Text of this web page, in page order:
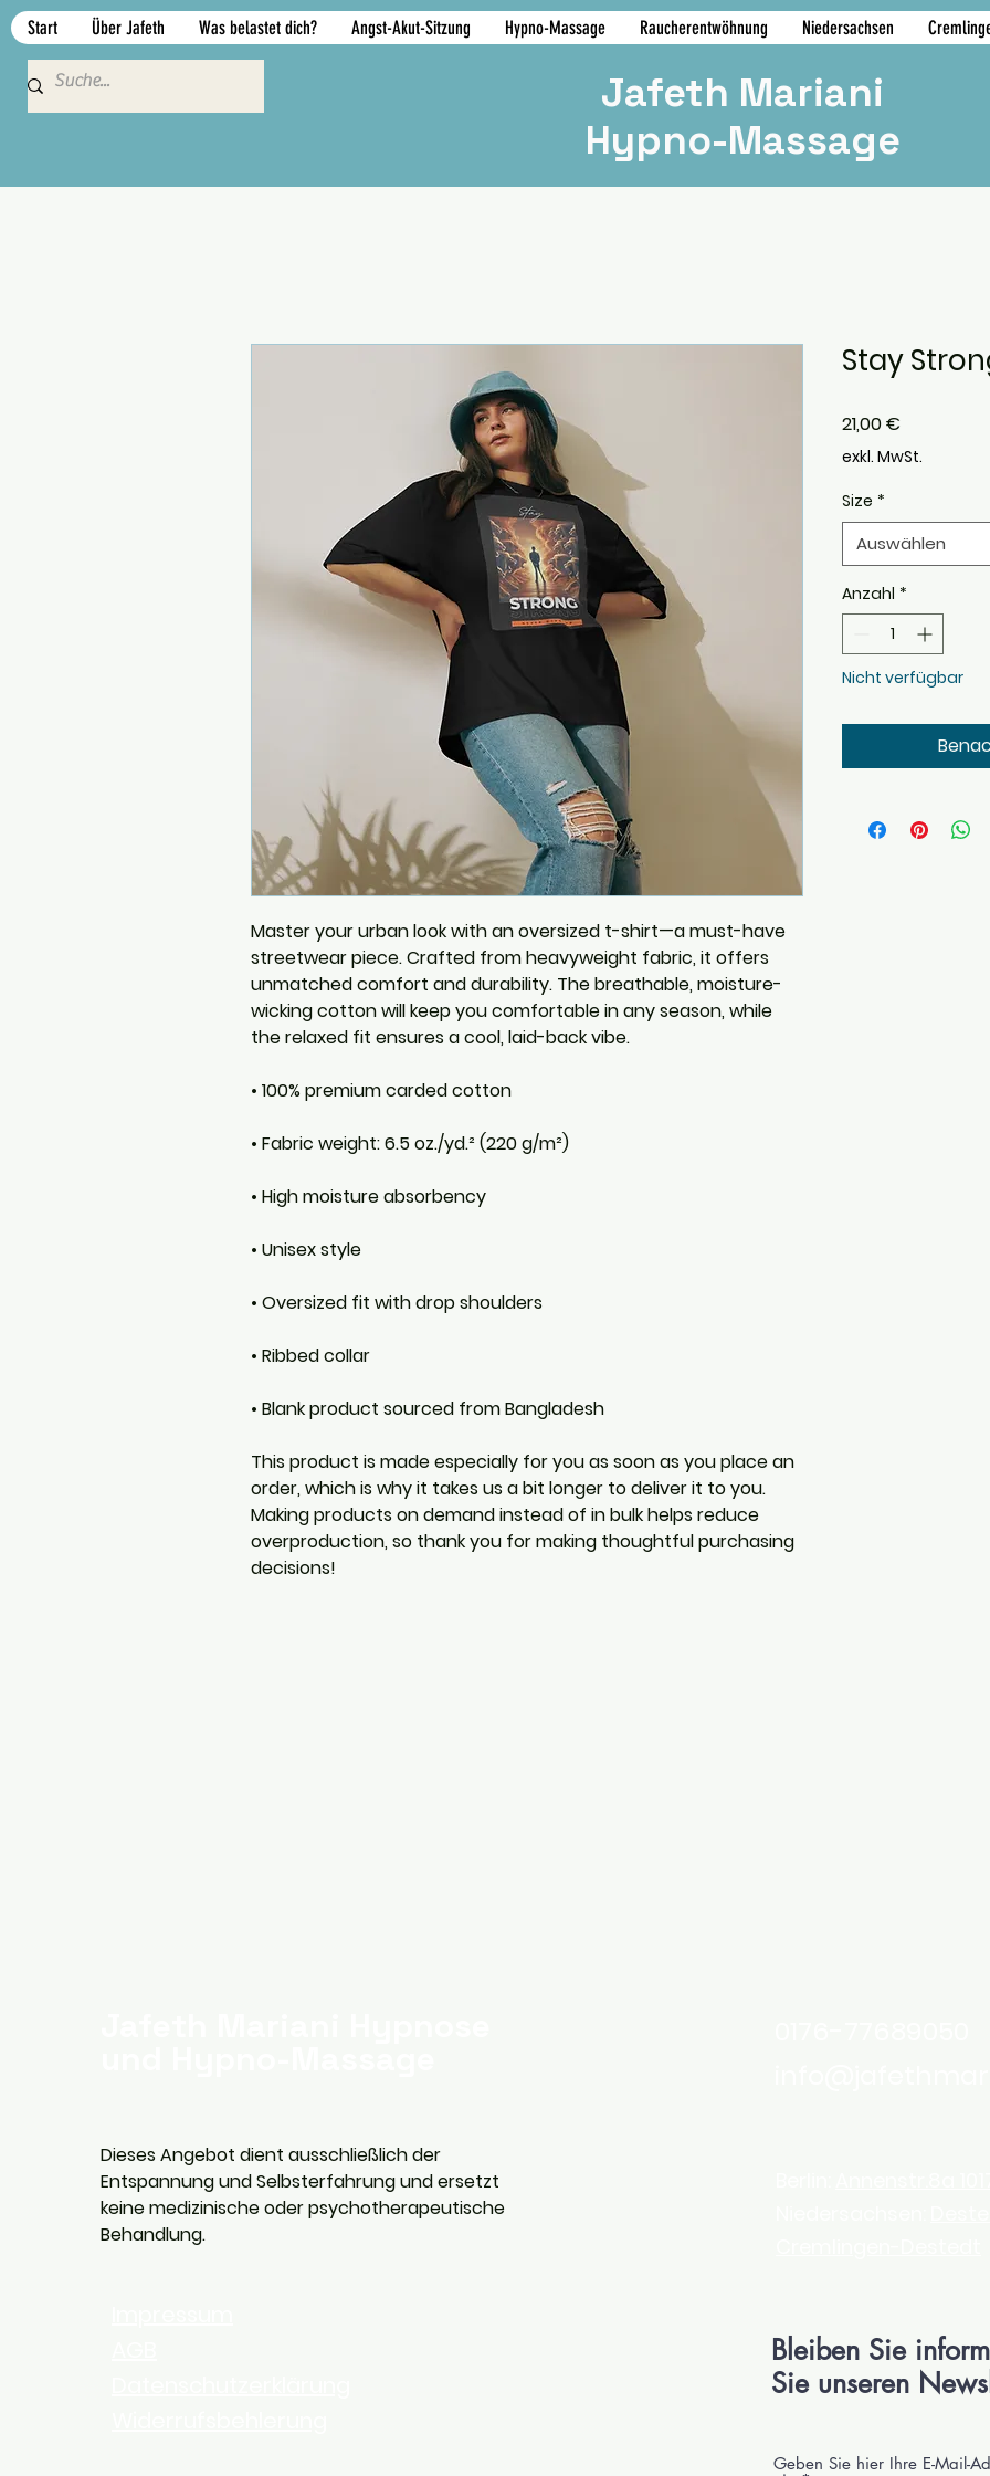
Start Über Jafeth Was belastet dich? Angst-Akut-Sitzung Hypno-Massage Raucherentwöhnung Niedersachsen
Jafeth Mariani
Hypno-Massage
Master your urban look with an oversized t-shirt—a must-have
streetwear piece. Crafted from heavyweight fabric, it offers
unmatched comfort and durability. The breathable, moisture-
wicking cotton will keep you comfortable in any season, while
the relaxed fit ensures a cool, laid-back vibe.
• 100% premium carded cotton
• Fabric weight: 6.5 oz./yd.² (220 g/m²)
• High moisture absorbency
• Unisex style
• Oversized fit with drop shoulders
• Ribbed collar
• Blank product sourced from Bangladesh
This product is made especially for you as soon as you place an
order, which is why it takes us a bit longer to deliver it to you.
Making products on demand instead of in bulk helps reduce
overproduction, so thank you for making thoughtful purchasing
decisions!
Stay
21,00 €
exkl. MwSt.
Size *
Auswählen
Anzahl *
Nicht verfügbar
Dieses Angebot dient ausschließlich der
Entspannung und Selbsterfahrung und ersetzt
keine medizinische oder psychotherapeutische
Behandlung.
Bleiben Sie
Sie unseren
Geben Sie hier Ihre E-Mail-